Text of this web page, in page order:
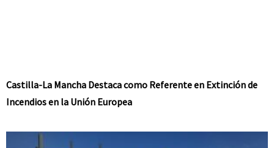
Castilla-La Mancha Destaca como Referente en Extinción de
Incendios en la Unión Europea